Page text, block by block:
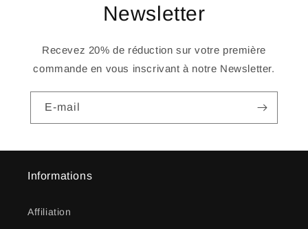
Newsletter
Recevez 20% de réduction sur votre première
commande en vous inscrivant à notre Newsletter.
E-mail
Informations
Affiliation